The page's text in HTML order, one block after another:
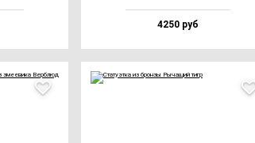
4250 руб